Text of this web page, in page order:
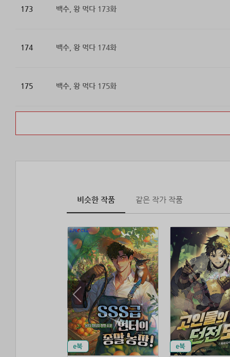
173 백수, 왕 먹다 173화
174 백수, 왕 먹다 174화
175 백수, 왕 먹다 175화
비슷한 작품 같은 작가 작품